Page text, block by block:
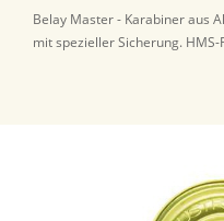
Belay Master - Karabiner aus
mit spezieller Sicherung. HMS-